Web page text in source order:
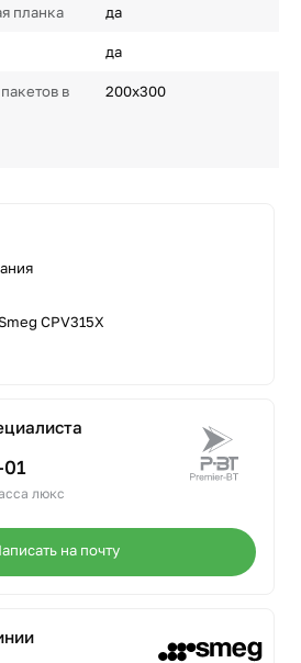
планка да
да
в
200x300
CPV315X
люкс
на почту